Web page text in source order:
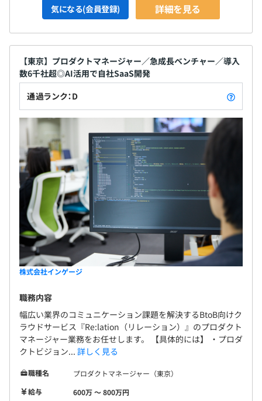
気になる(会員登録) 詳細を見る
【東京】プロダクトマネージャー／急成長ベンチャー／導入
数6千社超◎AI活用で自社SaaS開発
通過ランク：D
株式会社インゲージ
職務内容
幅広い業界のコミュニケーション課題を解決するBtoB向けク
ラウドサービス『Re:lation（リレーション）』のプロダクト
マネージャー業務をお任せします。 【具体的には】 ・プロダ
クトビジョン... 詳しく見る
職種名
プロダクトマネージャー（東京）
給与
600万 〜 800万円